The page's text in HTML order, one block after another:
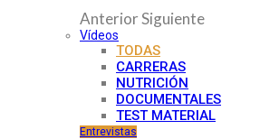
AnteriorSiguiente
Vídeos
TODAS
CARRERAS
NUTRICIÓN
DOCUMENTALES
TEST MATERIAL
Entrevistas